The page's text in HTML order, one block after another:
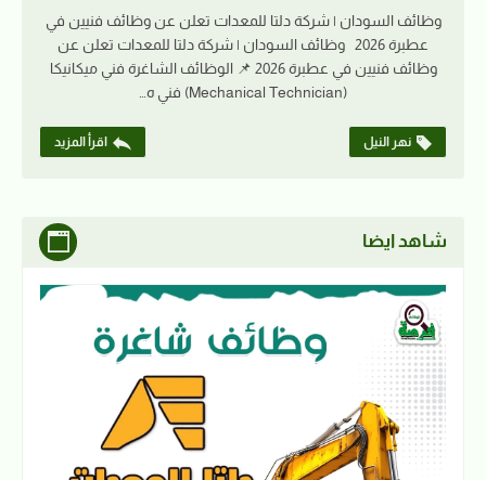
وظائف السودان | شركة دلتا للمعدات تعلن عن وظائف فنيين في
عطبرة 2026 وظائف السودان | شركة دلتا للمعدات تعلن عن
وظائف فنيين في عطبرة 2026 📌 الوظائف الشاغرة فني ميكانيكا
(Mechanical Technician) فني ه…
نهر النيل اقرأ المزيد
شاهد ايضا